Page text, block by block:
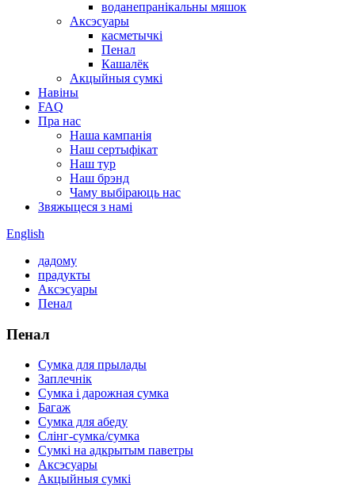
воданепранікальны мяшок
Аксэсуары
касметычкі
Пенал
Кашалёк
Акцыйныя сумкі
Навіны
FAQ
Пра нас
Наша кампанія
Наш сертыфікат
Наш тур
Наш брэнд
Чаму выбіраюць нас
Звяжыцеся з намі
English
дадому
прадукты
Аксэсуары
Пенал
Пенал
Сумка для прылады
Заплечнік
Сумка і дарожная сумка
Багаж
Сумка для абеду
Слінг-сумка/сумка
Сумкі на адкрытым паветры
Аксэсуары
Акцыйныя сумкі